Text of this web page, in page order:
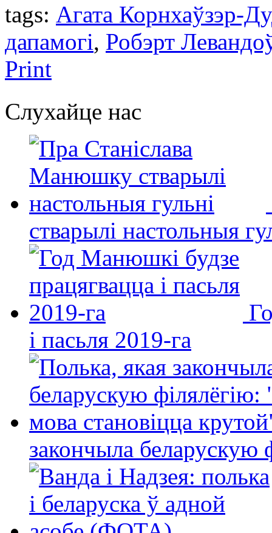
tags: Агата Корнхаўзэр-
дапамогі, Робэрт
Print
Слухайце нас
стварылі настольныя
і пасьля 2019-га
закончыла беларускую